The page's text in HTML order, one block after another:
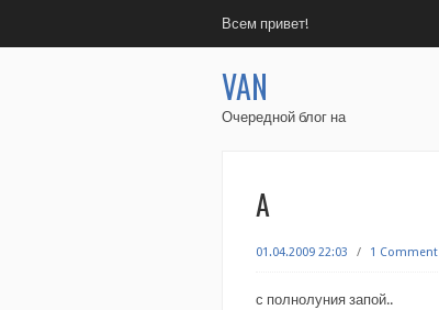
Всем привет!
VAN
Очередной блог на
А
01.04.2009 22:03 / 1 Comment
с полнолуния запой..